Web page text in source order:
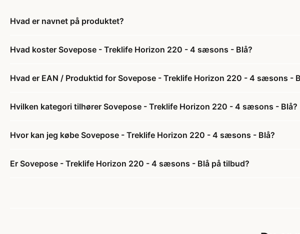
Hvad er navnet på produktet?
Hvad koster Sovepose - Treklife Horizon 220 - 4 sæsons - Blå?
Hvad er EAN / Produktid for Sovepose - Treklife Horizon 220 - 4 sæsons -
Hvilken kategori tilhører Sovepose - Treklife Horizon 220 - 4 sæsons - Blå?
Hvor kan jeg købe Sovepose - Treklife Horizon 220 - 4 sæsons - Blå?
Er Sovepose - Treklife Horizon 220 - 4 sæsons - Blå på tilbud?